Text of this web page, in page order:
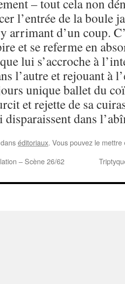
– tout cela non
l’entrée de la boule
arrimant d’un coup.
et se referme en
lui s’accroche à
l’autre et rejouant à
unique ballet du
et rejette de sa
dans
éditoriaux. Vous pouvez le
– Scène 26/62